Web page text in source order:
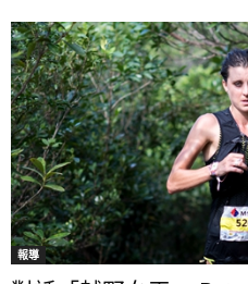
報導